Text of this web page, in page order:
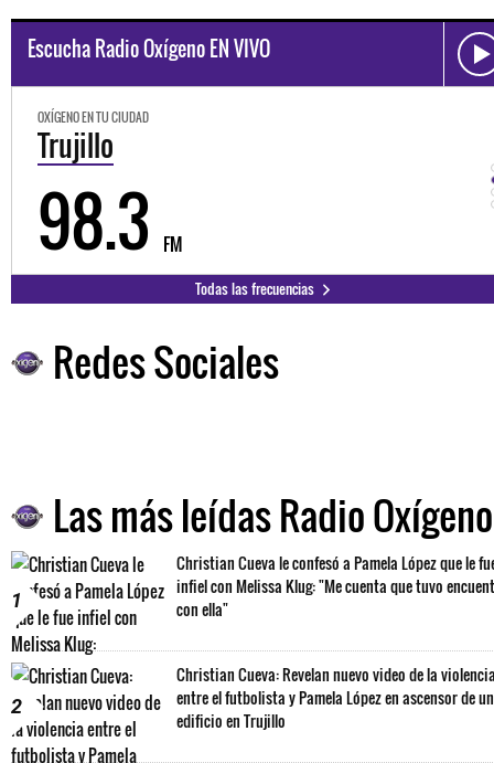
Escucha Radio Oxígeno EN VIVO
OXÍGENO EN TU CIUDAD
Trujillo
98.3 FM
Todas las frecuencias
Redes Sociales
Las más leídas Radio Oxígeno
1
Christian Cueva le confesó a Pamela López que le
infiel con Melissa Klug: "Me cuenta que tuvo
con ella"
2
Christian Cueva: Revelan nuevo video de la
entre el futbolista y Pamela López en ascensor de un
edificio en Trujillo